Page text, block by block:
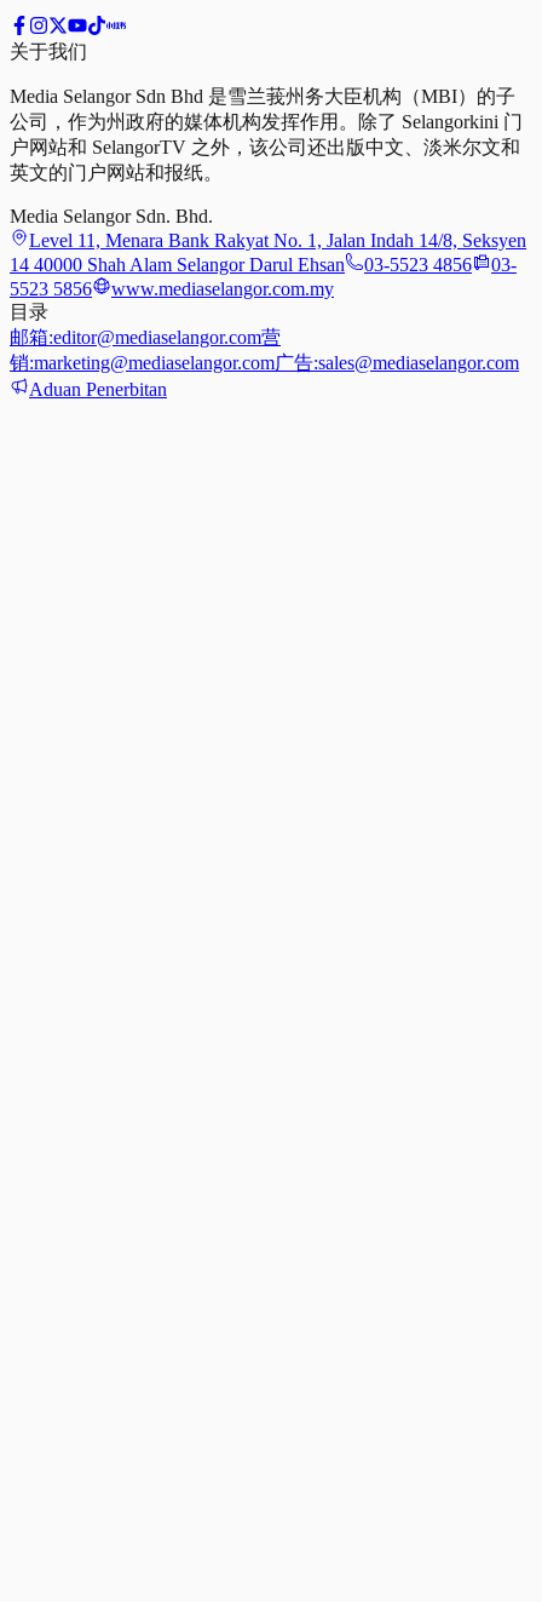
关于我们
Media Selangor Sdn Bhd 是雪兰莪州务大臣机构（MBI）的子
公司，作为州政府的媒体机构发挥作用。除了 Selangorkini 门
户网站和 SelangorTV 之外，该公司还出版中文、淡米尔文和
英文的门户网站和报纸。
Media Selangor Sdn. Bhd.
Level 11, Menara Bank Rakyat No. 1, Jalan Indah 14/8, Seksyen
14 40000 Shah Alam Selangor Darul Ehsan
03-5523 4856
03-
5523 5856
www.mediaselangor.com.my
目录
邮箱:editor@mediaselangor.com营
销:marketing@mediaselangor.com广告:sales@mediaselangor.com
Aduan Penerbitan